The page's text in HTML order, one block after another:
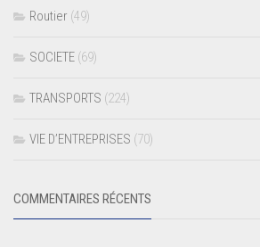
Routier (49)
SOCIETE (69)
TRANSPORTS (224)
VIE D’ENTREPRISES (70)
COMMENTAIRES RÉCENTS